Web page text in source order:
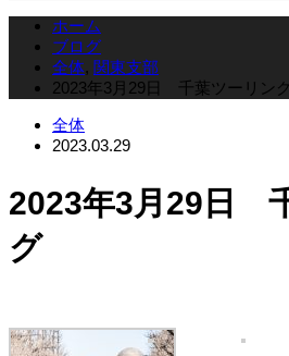
ホーム
ブログ
全体, 関東支部
2023年3月29日 千葉ツーリン
全体
2023.03.29
2023年3月29日
グ